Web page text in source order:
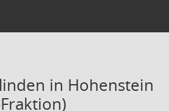
in Hohenstein